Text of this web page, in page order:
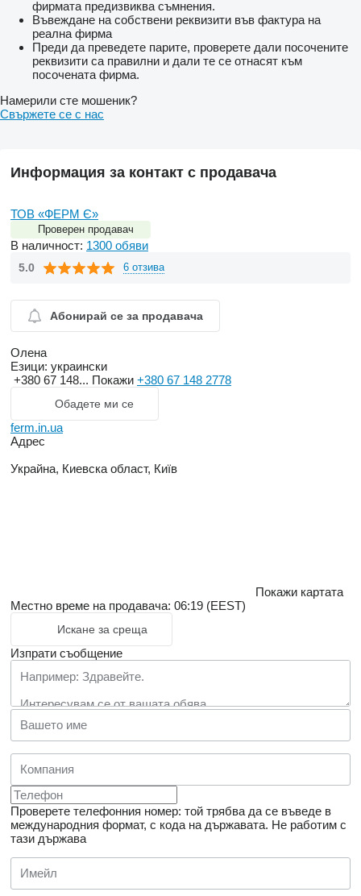
фирмата предизвиква съмнения.
Въвеждане на собствени реквизити във фактура на
реална фирма
Преди да преведете парите, проверете дали посочените
реквизити са правилни и дали те се отнасят към
посочената фирма.
Намерили сте мошеник?
Свържете се с нас
Информация за контакт с продавача
ТОВ «ФЕРМ Є»
Проверен продавач
В наличност: 1300 обяви
5.0 6 отзива
Абонирай се за продавача
Олена
Езици: украински
+380 67 148... Покажи +380 67 148 2778
Обадете ми се
ferm.in.ua
Адрес
Украйна, Киевска област, Київ
Покажи картата
Местно време на продавача: 06:19 (EEST)
Искане за среща
Изпрати съобщение
Проверете телефонния номер: той трябва да се въведе в
международния формат, с кода на държавата. Не работим с
тази държава